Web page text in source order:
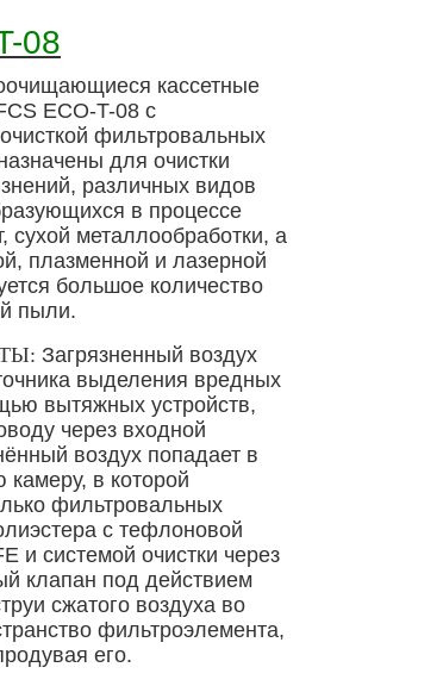
08
кассетные
ECO-T-08 с
фильтровальных
для очистки
различных видов
в процессе
сухой металлообработки, а
плазменной и лазерной
большое количество
пыли.
Загрязненный воздух
выделения вредных
вытяжных устройств,
через входной
воздух попадает в
в которой
фильтровальных
с тефлоновой
и системой очистки через
клапан под действием
сжатого воздуха во
фильтроэлемента,
его.